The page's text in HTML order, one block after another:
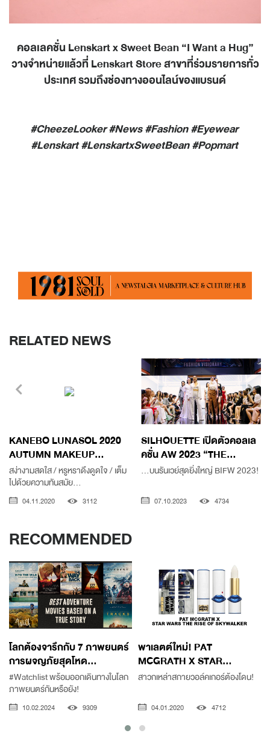
คอลเลคชั่น Lenskart x Sweet Bean “I Want a Hug”
วางจำหน่ายแล้วที่ Lenskart Storeสาขาที่ร่วมรายการทั่ว
ประเทศ รวมถึงช่องทางออนไลน์ของแบรนด์
#CheezeLooker #News #Fashion #Eyewear
#Lenskart #LenskartxSweetBean #Popmart
RELATED NEWS
KANEBO LUNASOL 2020
AUTUMN MAKEUP...
สง่างามสดใส / หรูหราดึงดูดใจ / เต็ม
ไปด้วยความทันสมัย...
04.11.2020 3112
SILHOUETTE เปิดตัวคอลเล
คชั่น AW 2023 “THE...
...บนรันเวย์สุดยิ่งใหญ่ BIFW 2023!
07.10.2023 4734
RECOMMENDED
โลกต้องจารึกกับ 7 ภาพยนตร์
การผจญภัยสุดโหด...
#Watchlist พร้อมออกเดินทางในโลก
ภาพยนตร์กันหรือยัง!
10.02.2024 9309
พาเลตต์ใหม่! PAT
MCGRATH X STAR...
สาวกเหล่าสกายวอล์คเกอร์ต้องโดน!
04.01.2020 4712